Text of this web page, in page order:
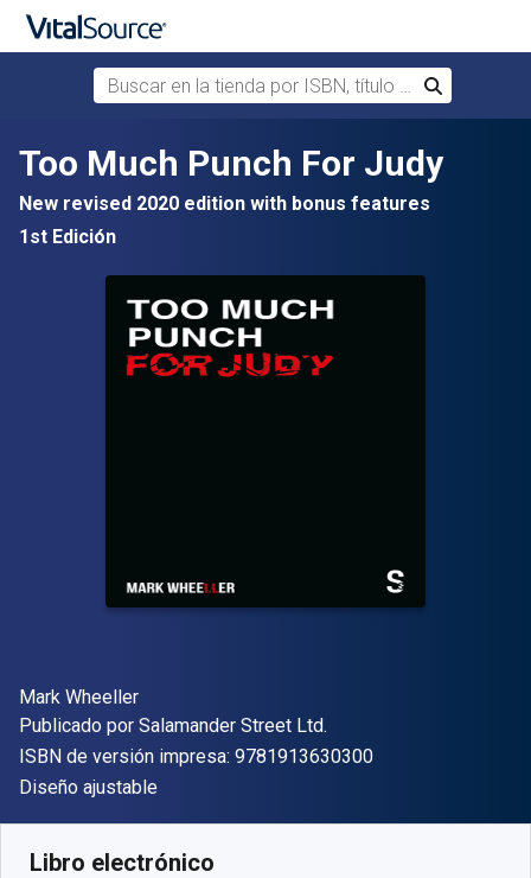
Saltar al contenido principal
Buscar en la tienda por ISBN, título o autor
Buscar
Too Much Punch For Judy
New revised 2020 edition with bonus features
1st Edición
Autor(es)
Mark Wheeller
Editor
Publicado por Salamander Street Ltd.
ISBN de versión impresa: 9781913630300"ISBN-13
Formato
Diseño ajustable
Libro electrónico